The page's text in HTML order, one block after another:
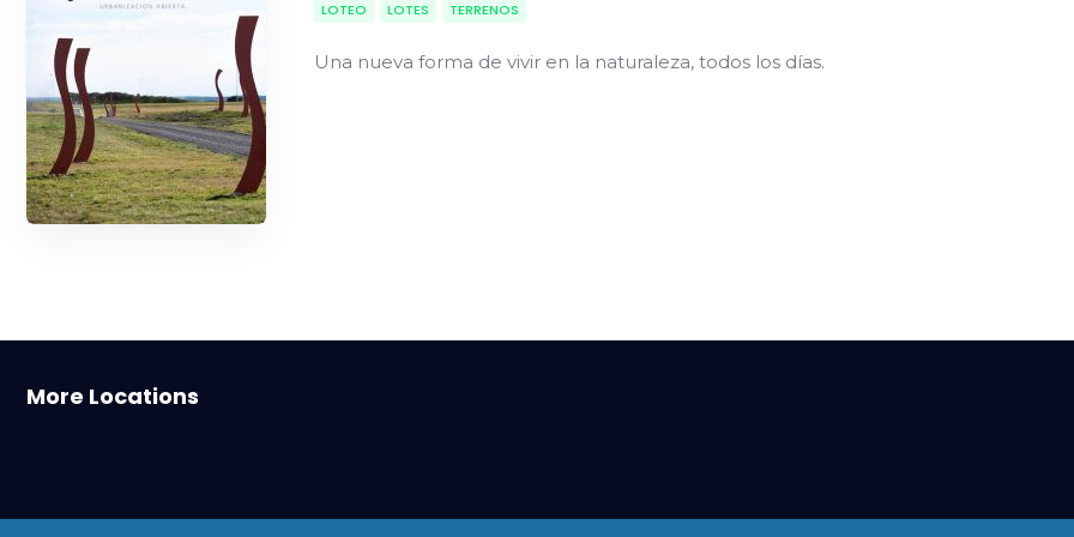
LOTEO LOTES TERRENOS
Una nueva forma de vivir en la naturaleza, todos los días.
More Locations